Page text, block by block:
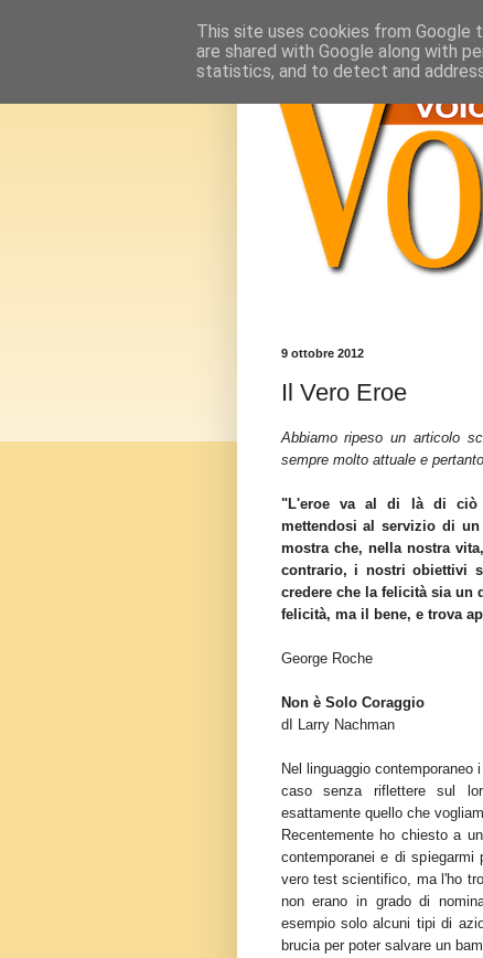
9 ottobre 2012
Il Vero Eroe
Abbiamo ripeso un articolo
sempre molto attuale e
"L'eroe va al di là di ciò
mettendosi al servizio di
mostra che, nella nostra
contrario, i nostri obiettivi
credere che la felicità sia un
felicità, ma il bene, e trova
George Roche
Non è Solo Coraggio
dI Larry Nachman
Nel linguaggio
caso senza riflettere sul
esattamente quello che
Recentemente ho chiesto a
contemporanei e di
vero test scientifico, ma l'ho
non erano in grado di
esempio solo alcuni tipi di
brucia per poter salvare un
This site uses cookies from Google
are shared with Google along with
statistics, and to detect and